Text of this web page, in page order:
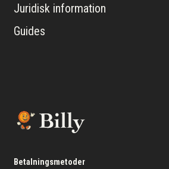
Juridisk information
Guides
Betalningsmetoder